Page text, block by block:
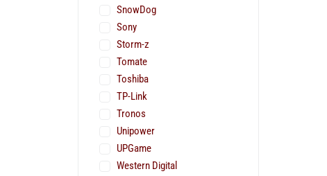
SnowDog
Sony
Storm-z
Tomate
Toshiba
TP-Link
Tronos
Unipower
UPGame
Western Digital